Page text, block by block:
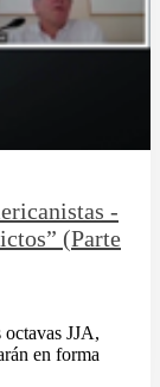
-
(Parte
JJA,
en forma